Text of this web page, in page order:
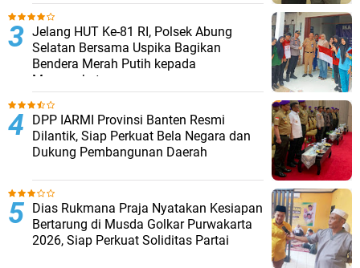
Jelang HUT Ke-81 RI, Polsek Abung
Selatan Bersama Uspika Bagikan
Bendera Merah Putih kepada
Masyarakat
DPP IARMI Provinsi Banten Resmi
Dilantik, Siap Perkuat Bela Negara dan
Dukung Pembangunan Daerah
Dias Rukmana Praja Nyatakan Kesiapan
Bertarung di Musda Golkar Purwakarta
2026, Siap Perkuat Soliditas Partai